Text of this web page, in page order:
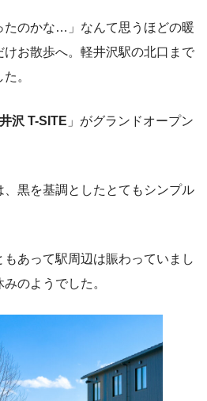
たのかな…」なんて思うほどの暖
お散歩へ。軽井沢駅の北口まで
。
沢 T-SITE 」がグランドオープン
黒を基調としたとてもシンプル
あって駅周辺は賑わっていまし
のようでした。